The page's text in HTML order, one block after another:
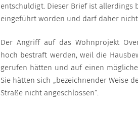
entschuldigt. Dieser Brief ist
eingeführt worden und darf daher nicht
Der Angriff auf das Wohnprojekt
hoch bestraft werden, weil die
gerufen hätten und auf einen
Sie hätten sich „bezeichnender Weise
Straße nicht angeschlossen“.